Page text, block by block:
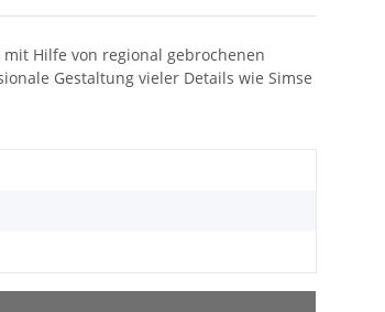
Hilfe von regional gebrochenen
Gestaltung vieler Details wie Simse